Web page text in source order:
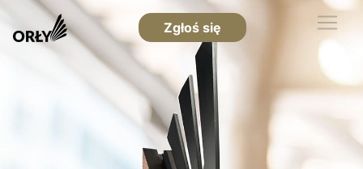
Zgłoś się